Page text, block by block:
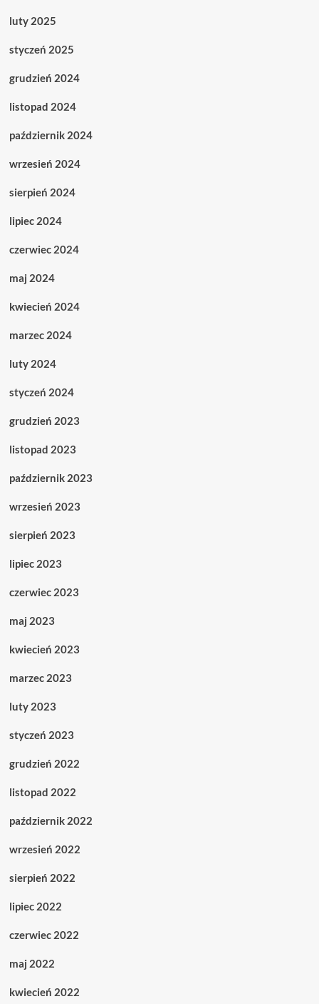
luty 2025
styczeń 2025
grudzień 2024
listopad 2024
październik 2024
wrzesień 2024
sierpień 2024
lipiec 2024
czerwiec 2024
maj 2024
kwiecień 2024
marzec 2024
luty 2024
styczeń 2024
grudzień 2023
listopad 2023
październik 2023
wrzesień 2023
sierpień 2023
lipiec 2023
czerwiec 2023
maj 2023
kwiecień 2023
marzec 2023
luty 2023
styczeń 2023
grudzień 2022
listopad 2022
październik 2022
wrzesień 2022
sierpień 2022
lipiec 2022
czerwiec 2022
maj 2022
kwiecień 2022